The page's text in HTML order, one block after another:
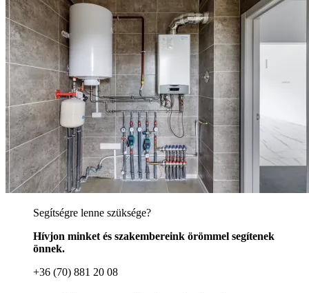
Segítségre lenne szüksége?
Hívjon minket és szakembereink örömmel segítenek
önnek.
+36 (70) 881 20 08